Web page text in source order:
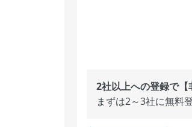
2社以上への登録で
まずは2～3社に無料